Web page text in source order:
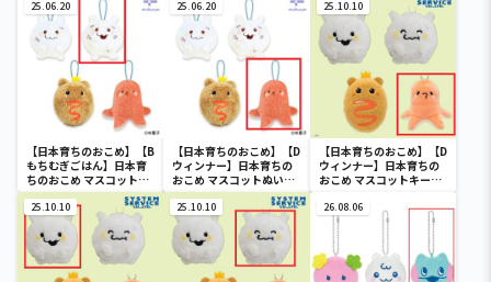
25.06.20
【日本育ちのおこめ】【B
もちむぎごはん】日本育
ちのおこめ マスコットぬ
いぐるみ
25.06.20
【日本育ちのおこめ】【D
ウィンナー】日本育ちの
おこめ マスコットぬいぐ
るみ
25.10.10
【日本育ちのおこめ】【D
ウィンナー】日本育ちの
おこめ マスコットキーチ
25.10.10 25.10.10 26.08.06